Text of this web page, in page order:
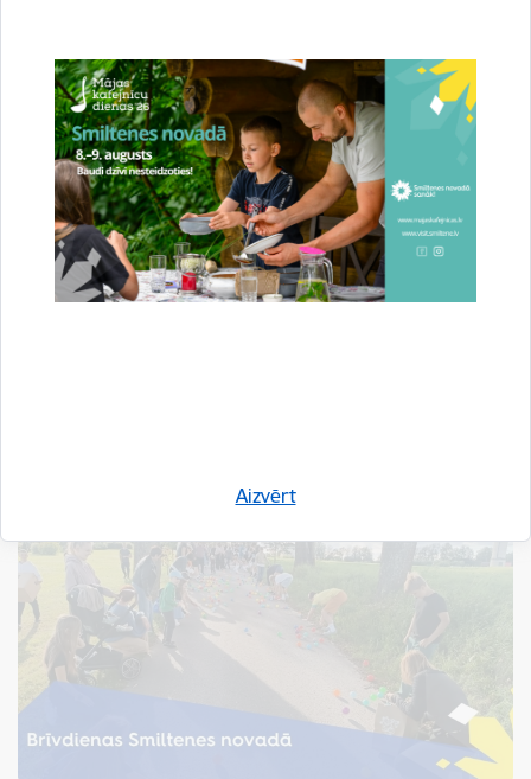
Aizvērt
LVM MTB un Gravel maratona Smiltenes posmā
ļoti spēcīgs dalībnieku sastāvs